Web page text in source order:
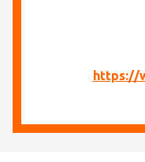
https://